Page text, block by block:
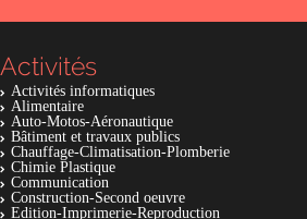
Activités
Activités informatiques
Alimentaire
Auto-Motos-Aéronautique
Bâtiment et travaux publics
Chauffage-Climatisation-Plomberie
Chimie Plastique
Communication
Construction-Second oeuvre
Edition-Imprimerie-Reproduction